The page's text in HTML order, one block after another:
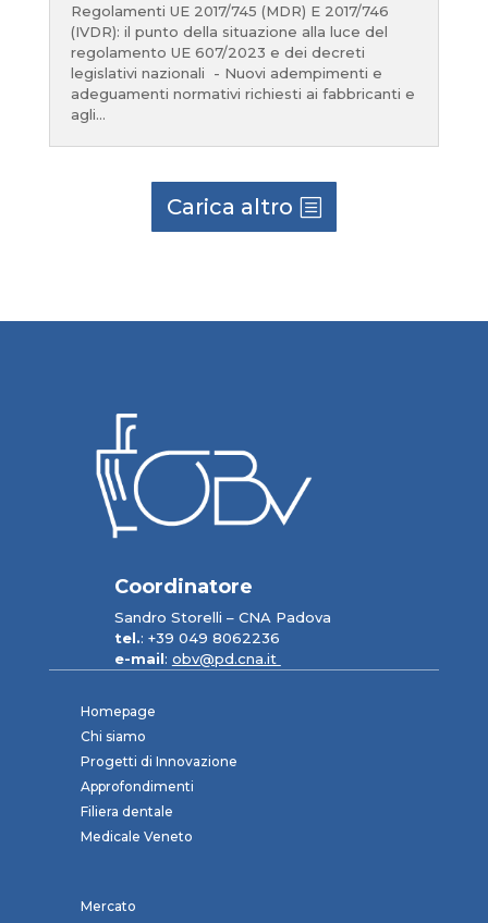
Regolamenti UE 2017/745 (MDR) E 2017/746
(IVDR): il punto della situazione alla luce del
regolamento UE 607/2023 e dei decreti
legislativi nazionali - Nuovi adempimenti e
adeguamenti normativi richiesti ai fabbricanti e
agli...
Carica altro
Coordinatore
Sandro Storelli – CNA Padova
tel.: +39 049 8062236
e-mail: obv@pd.cna.it
Homepage
Chi siamo
Progetti di Innovazione
Approfondimenti
Filiera dentale
Medicale Veneto
Mercato